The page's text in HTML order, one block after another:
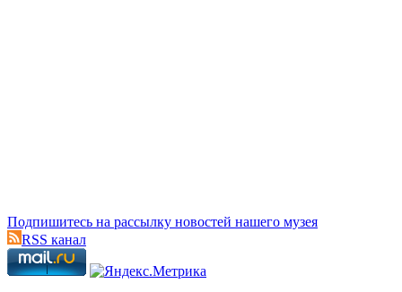
Подпишитесь на рассылку новостей нашего музея
RSS канал